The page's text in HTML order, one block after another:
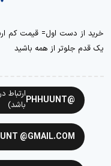
یک قدم جلوتر از همه باشید
@PHHUUNT
ارتباط
باشد)
@GMAIL.COM